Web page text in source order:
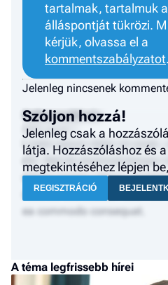
tartalmak, tartalmuk
álláspontját tükrözi.
kérjük, olvassa el a
kommentszabályzatot.
Jelenleg nincsenek
Felhasználónév
2024. január 1.
Lorem ipsum dolor sit amet,
elit. Sed do eiusmod
dolore magna aliqua. Ut
nostrud exercitation ullamco
ea commodo consequat.
Szóljon hozzá!
Jelenleg csak a
látja. Hozzászóláshoz és
megtekintéséhez lépjen
REGISZTRÁCIÓ
A téma legfrissebb hírei